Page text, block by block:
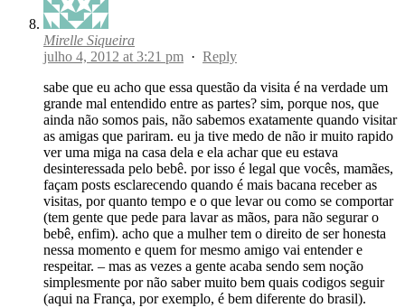
Mirelle Siqueira
julho 4, 2012 at 3:21 pm · Reply
sabe que eu acho que essa questão da visita é na verdade um
grande mal entendido entre as partes? sim, porque nos, que
ainda não somos pais, não sabemos exatamente quando visitar
as amigas que pariram. eu ja tive medo de não ir muito rapido
ver uma miga na casa dela e ela achar que eu estava
desinteressada pelo bebê. por isso é legal que vocês, mamães,
façam posts esclarecendo quando é mais bacana receber as
visitas, por quanto tempo e o que levar ou como se comportar
(tem gente que pede para lavar as mãos, para não segurar o
bebê, enfim). acho que a mulher tem o direito de ser honesta
nessa momento e quem for mesmo amigo vai entender e
respeitar. – mas as vezes a gente acaba sendo sem noção
simplesmente por não saber muito bem quais codigos seguir
(aqui na França, por exemplo, é bem diferente do brasil).